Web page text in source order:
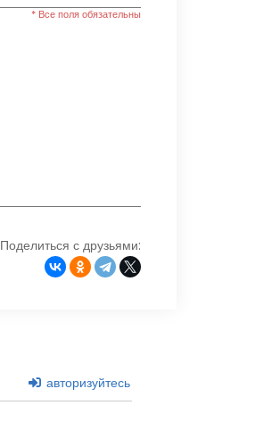
* Все поля обязательны
Поделиться с друзьями:
авторизуйтесь